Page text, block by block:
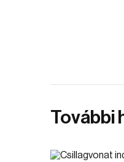
További